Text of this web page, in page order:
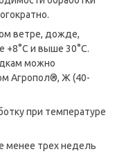
ветре, дожде,
+8°С и выше 30°С.
можно
Агропол®, Ж (40-
при температуре
менее трех недель